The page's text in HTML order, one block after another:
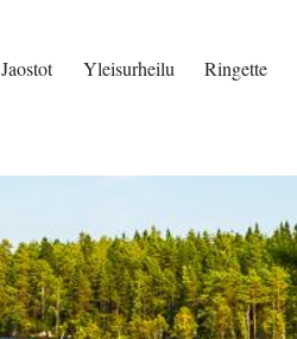
Jaostot Yleisurheilu Ringette